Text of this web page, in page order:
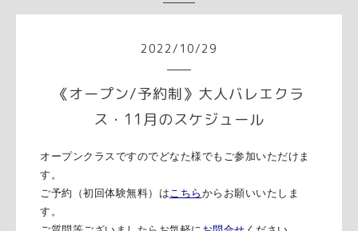
2022 / 10/29
《オープン/予約制》大人バレエクラ
ス・11月のスケジュール
オープンクラスですのでどなた様でもご参加いただけま
す。
ご予約（初回体験無料）は こちら からお願いいたしま
す。